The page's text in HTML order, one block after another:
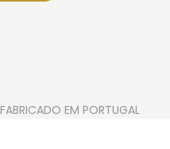
FABRICADO EM PORTUGAL